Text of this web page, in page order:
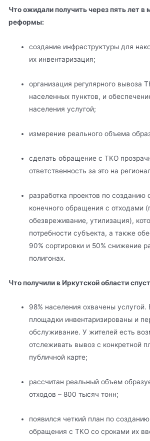
Что ожидали получить через пять лет в
реформы:
создание инфраструктуры для
их инвентаризация;
организация регулярного вывоза
населенных пунктов, и
населения услугой;
измерение реального объема
сделать обращение с ТКО
ответственность за это на
разработка проектов по созданию
конечного обращения с отходами
обезвреживание, утилизация),
потребности субъекта, а также
90% сортировки и 50% снижение
полигонах.
Что получили в Иркутской области
98% населения охвачены услугой.
площадки инвентаризированы и
обслуживание. У жителей есть
отслеживать вывоз с конкретной
публичной карте;
рассчитан реальный объем
отходов – 800 тысяч тонн;
появился четкий план по
обращения с ТКО со сроками их